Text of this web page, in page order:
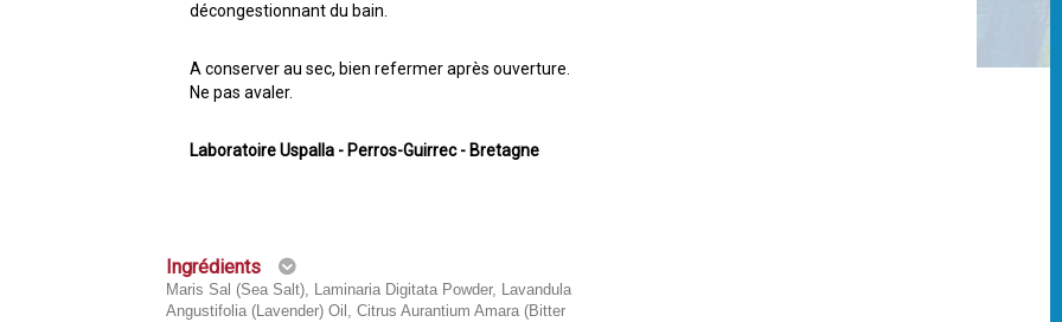
décongestionnant du bain.
A conserver au sec, bien refermer après ouverture.
Ne pas avaler.
Laboratoire Uspalla - Perros-Guirrec - Bretagne
Ingrédients
Maris Sal (Sea Salt), Laminaria Digitata Powder, Lavandula
Angustifolia (Lavender) Oil, Citrus Aurantium Amara (Bitter